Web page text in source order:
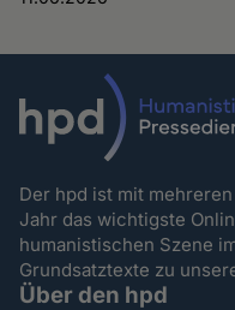
Der hpd ist mit
Jahr das wichtigste
humanistischen Szene
Grundsatztexte zu
Über den hpd